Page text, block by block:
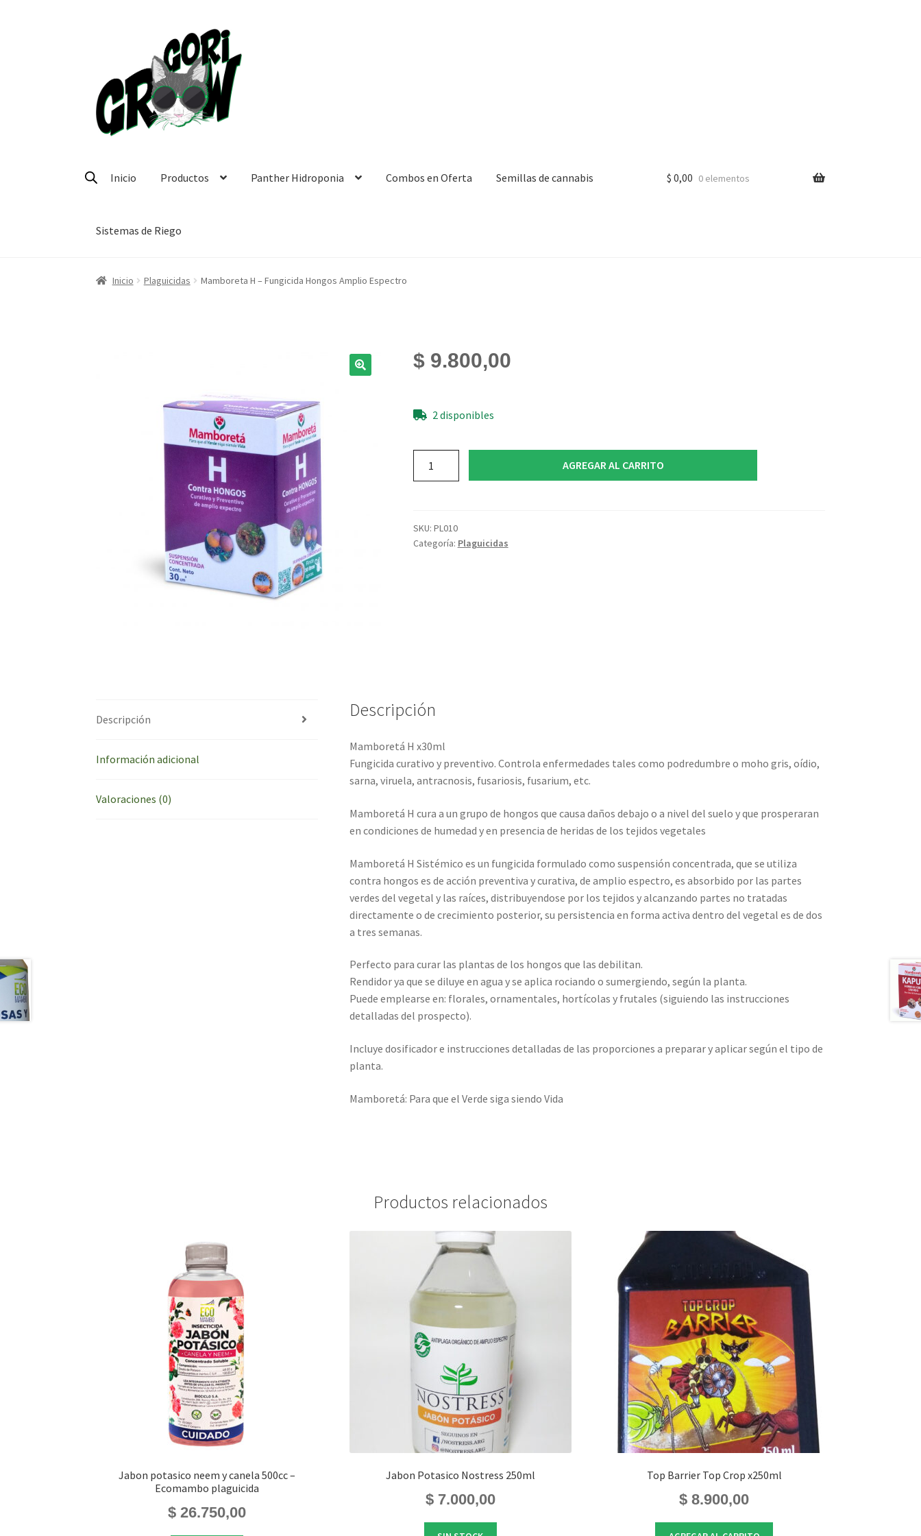
navegación
página
Inicio Productos Panther Hidroponia Combos en Oferta Semillas de cannabis
Sistemas de Riego
$ 0,00 0 elementos
Inicio Plaguicidas Mamboreta H – Fungicida Hongos Amplio Espectro
$9.800,00
2 disponibles
Hongos
Amplio
AGREGAR AL CARRITO
SKU: PL010
Categoría: Plaguicidas
Descripción
Información adicional
Valoraciones (0)
Descripción
Mamboretá H x30ml
Fungicida curativo y preventivo. Controla enfermedades tales como podredumbre o moho gris, oídio,
sarna, viruela, antracnosis, fusariosis, fusarium, etc.
Mamboretá H cura a un grupo de hongos que causa daños debajo o a nivel del suelo y que prosperaran
en condiciones de humedad y en presencia de heridas de los tejidos vegetales
Mamboretá H Sistémico es un fungicida formulado como suspensión concentrada, que se utiliza
contra hongos es de acción preventiva y curativa, de amplio espectro, es absorbido por las partes
verdes del vegetal y las raíces, distribuyendose por los tejidos y alcanzando partes no tratadas
directamente o de crecimiento posterior, su persistencia en forma activa dentro del vegetal es de dos
a tres semanas.
Perfecto para curar las plantas de los hongos que las debilitan.
Rendidor ya que se diluye en agua y se aplica rociando o sumergiendo, según la planta.
Puede emplearse en: florales, ornamentales, hortícolas y frutales (siguiendo las instrucciones
detalladas del prospecto).
Incluye dosificador e instrucciones detalladas de las proporciones a preparar y aplicar según el tipo de
planta.
Mamboretá: Para que el Verde siga siendo Vida
Productos relacionados
Jabon potasico neem y canela 500cc –
Ecomambo plaguicida
$26.750,00
Jabon Potasico Nostress 250ml
$7.000,00
Top Barrier Top Crop x250ml
$ 8.900,00